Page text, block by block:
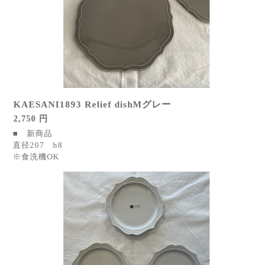
KAESANI1893 Relief dishMグレー
2,750 円
■ 新商品
直径207 h8
※食洗機OK